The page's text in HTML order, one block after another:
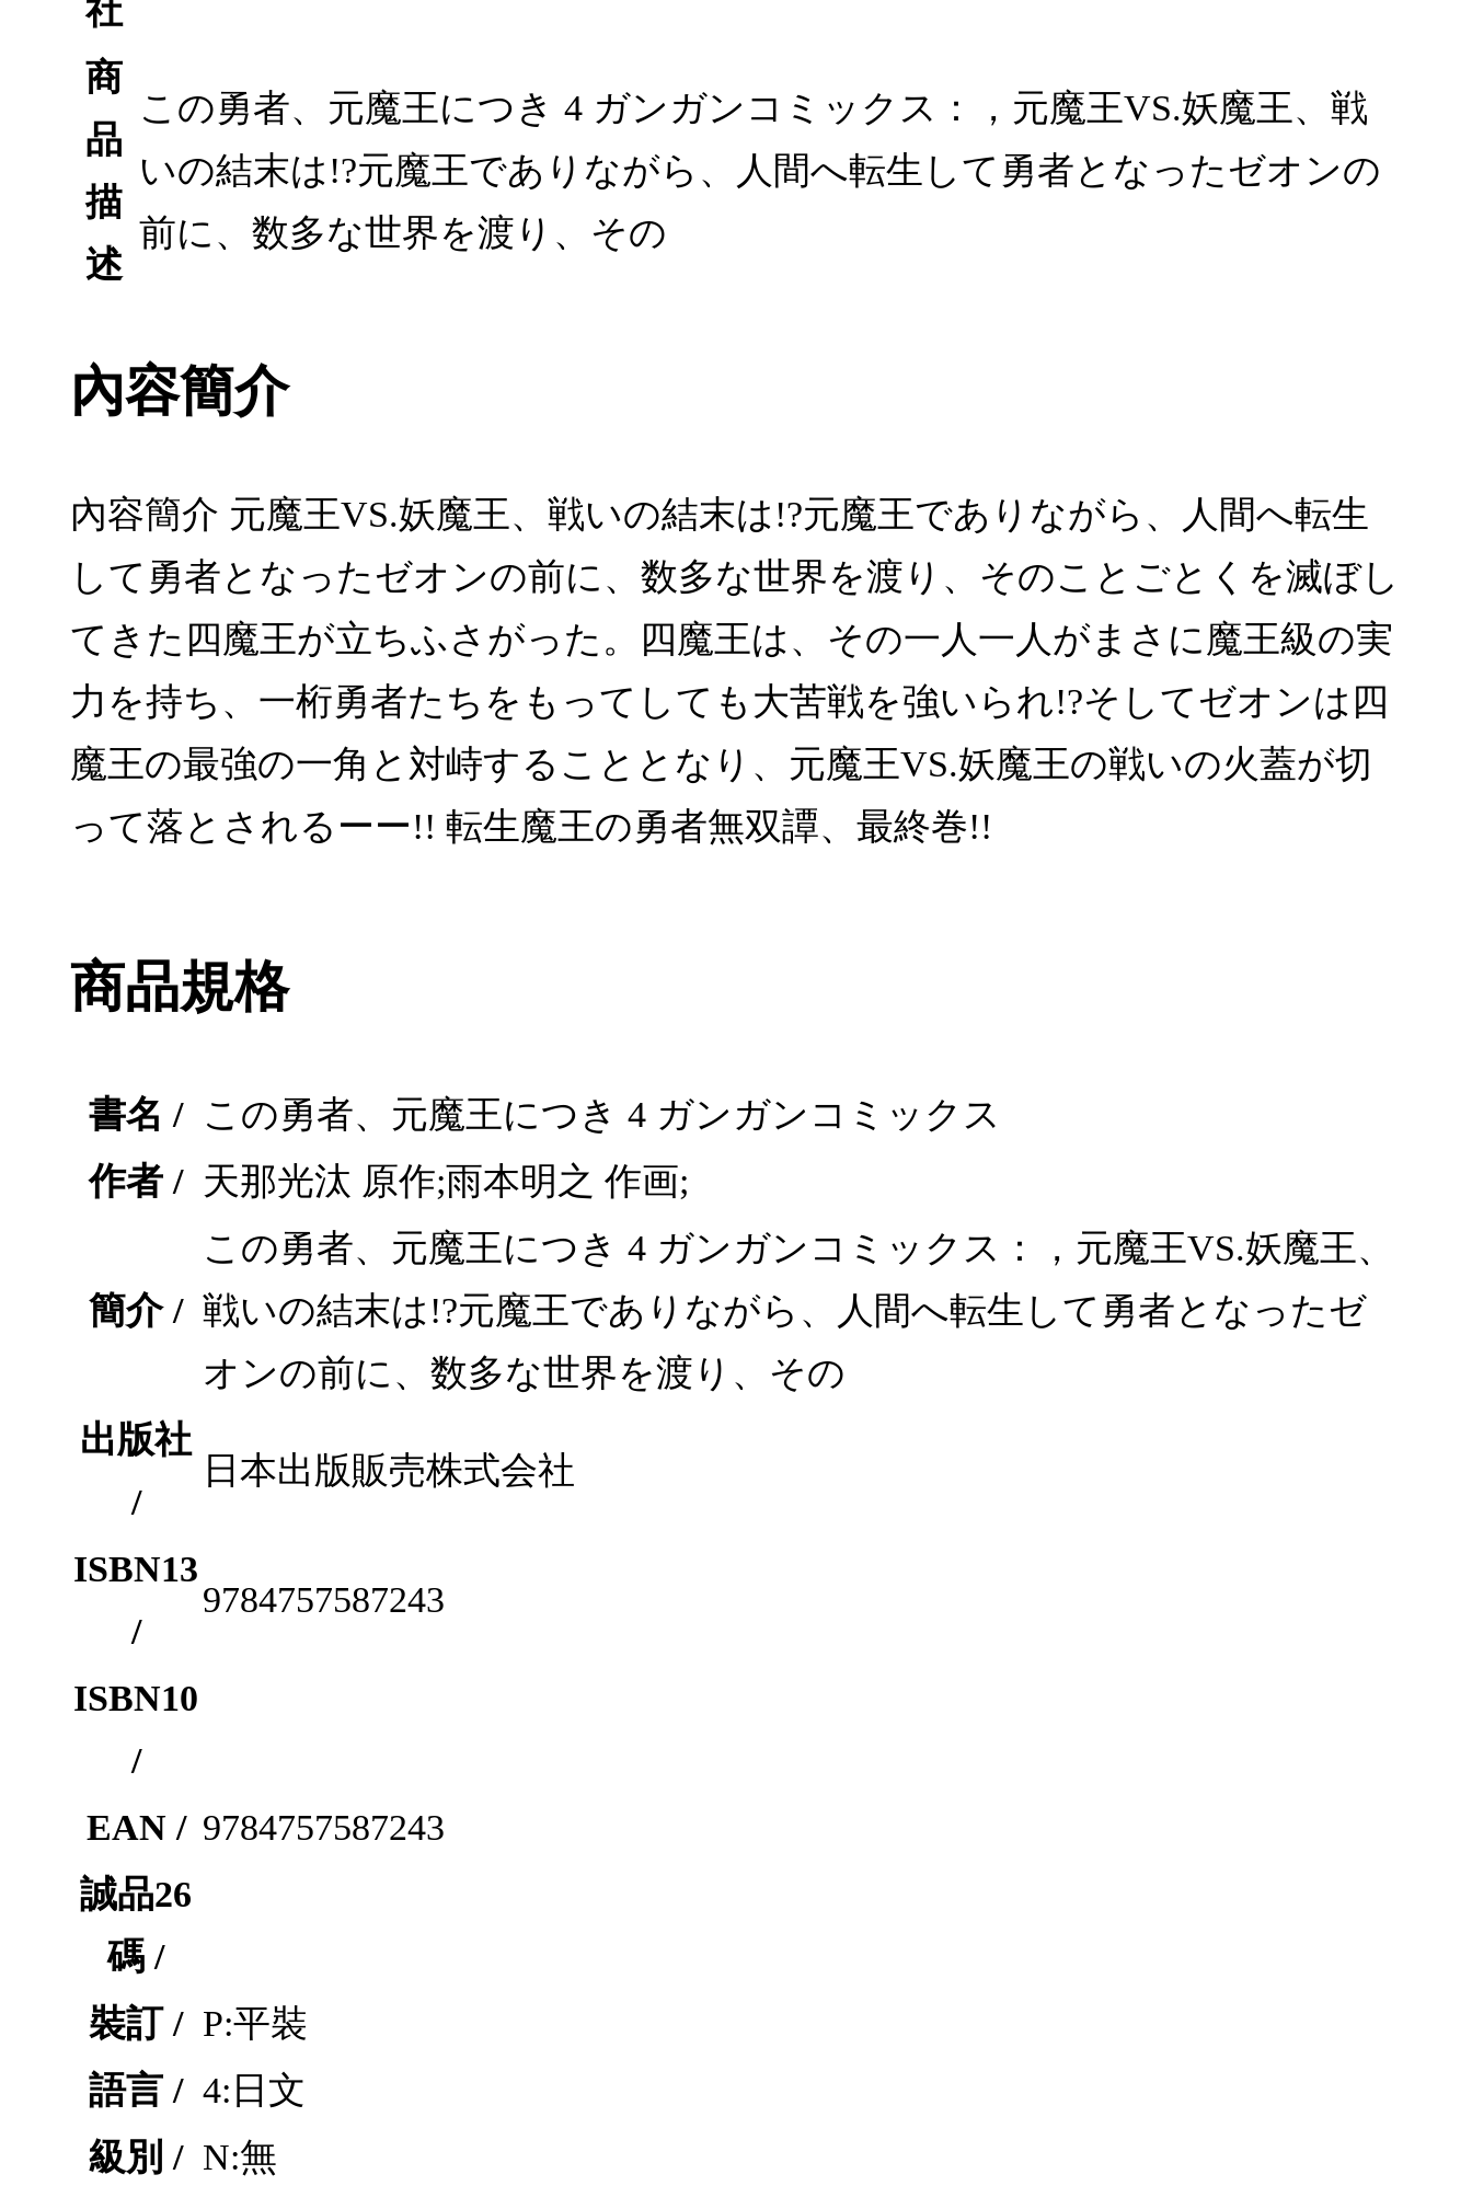
社
商
品
描
述
この勇者、元魔王につき 4 ガンガンコミックス：，元魔王VS.妖魔王、戦
いの結末は!?元魔王でありながら、人間へ転生して勇者となったゼオンの
前に、数多な世界を渡り、その
內容簡介
內容簡介 元魔王VS.妖魔王、戦いの結末は!?元魔王でありながら、人間へ転生
して勇者となったゼオンの前に、数多な世界を渡り、そのことごとくを滅ぼし
てきた四魔王が立ちふさがった。四魔王は、その一人一人がまさに魔王級の実
力を持ち、一桁勇者たちをもってしても大苦戦を強いられ!?そしてゼオンは四
魔王の最強の一角と対峙することとなり、元魔王VS.妖魔王の戦いの火蓋が切
って落とされるーー!! 転生魔王の勇者無双譚、最終巻!!
商品規格
書名 / この勇者、元魔王につき 4 ガンガンコミックス
作者 / 天那光汰 原作;雨本明之 作画;
簡介 /
この勇者、元魔王につき 4 ガンガンコミックス：，元魔王VS.妖魔王、
戦いの結末は!?元魔王でありながら、人間へ転生して勇者となったゼ
オンの前に、数多な世界を渡り、その
出版社
/
日本出版販売株式会社
ISBN13
/
9784757587243
ISBN10
/
EAN / 9784757587243
誠品26
碼 /
裝訂 / P:平裝
語言 / 4:日文
級別 / N:無